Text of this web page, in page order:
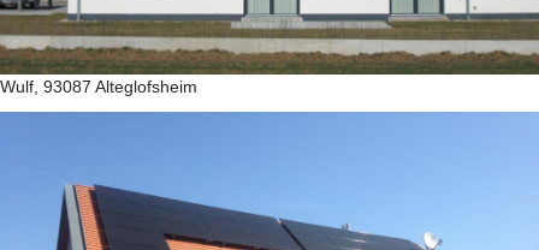
Wulf, 93087 Alteglofsheim